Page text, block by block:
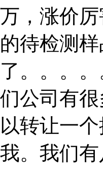
万，涨价
的待检测
了。。。
们公司有
以转让一
我。我们